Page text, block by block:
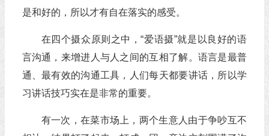
是和好的，所以才有自在落实的感受。
在四个摄众原则之中，“爱语摄”就是以良好的语
言沟通，来增进人与人之间的互相了解。语言是最普
通、最有效的沟通工具，人们每天都要讲话，所以学
习讲话技巧实在是非常的重要。
有一次，在菜市场上，两个生意人由于争吵互不